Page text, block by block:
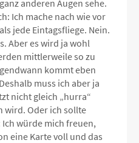
anderen Augen sehe.
Ich mache nach wie vor
jede Eintagsfliege. Nein.
Aber es wird ja wohl
mittlerweile so zu
kommt eben
muss ich aber ja
nicht gleich „hurra“
wird. Oder ich sollte
würde mich freuen,
eine Karte voll und das